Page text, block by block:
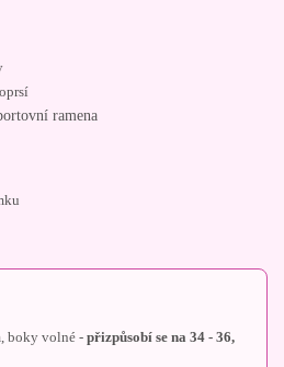
ramena
boky volné - přizpůsobí se na 34 - 36,